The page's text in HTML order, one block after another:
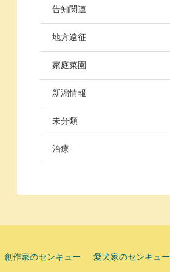
告知関連
地方遠征
家庭菜園
新潟情報
未分類
治療
創作家のセンキュー 愛犬家のセンキュー